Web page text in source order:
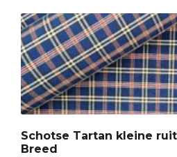
Schotse Tartan kleine ruit
Breed